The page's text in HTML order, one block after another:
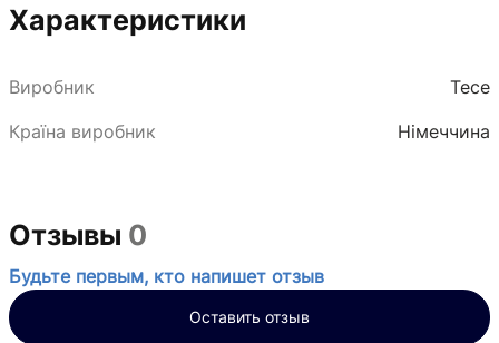
Характеристики
Виробник
Tece
Країна виробник
Німеччина
Отзывы 0
Будьте первым, кто напишет отзыв
Оставить отзыв